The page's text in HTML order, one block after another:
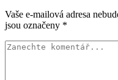
Vaše e-mailová adresa
jsou označeny *